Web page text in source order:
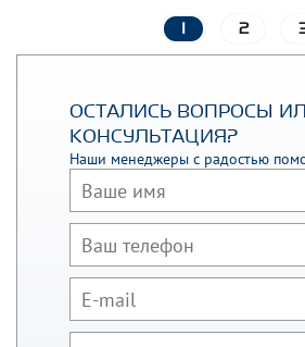
2
ОСТАЛИСЬ ВОПРОСЫ
КОНСУЛЬТАЦИЯ?
Наши менеджеры с радостью